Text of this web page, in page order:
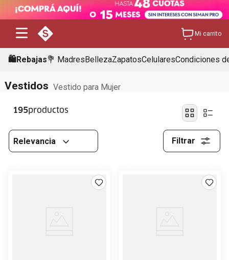
Mi carrito
🛍️Rebajas💐 MadresBellezaZapatosCelularesCondiciones
Vestidos Vestido para Mujer
195
Relevancia Filtrar